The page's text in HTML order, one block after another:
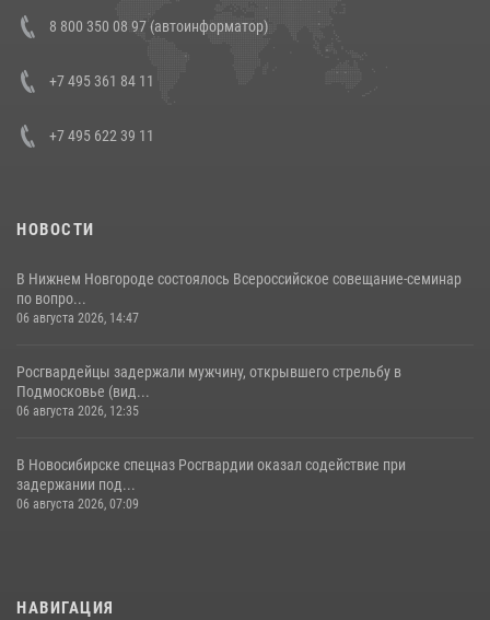
В Росгвардии прошла военно-научная конференция по обобщению
боевого опыта
8 800 350 08 97 (автоинформатор)
+7 495 361 84 11
+7 495 622 39 11
НОВОСТИ
В Нижнем Новгороде состоялось Всероссийское совещание-семинар
по вопро...
06 августа 2026, 14:47
Росгвардейцы задержали мужчину, открывшего стрельбу в
Подмосковье (вид...
06 августа 2026, 12:35
В Новосибирске спецназ Росгвардии оказал содействие при
задержании под...
06 августа 2026, 07:09
НАВИГАЦИЯ